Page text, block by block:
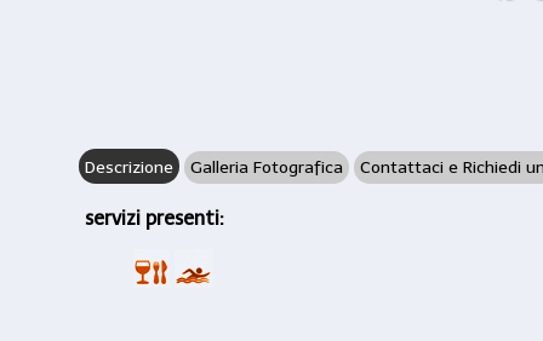
Descrizione Galleria Fotografica Contattaci e Richiedi
servizi presenti: